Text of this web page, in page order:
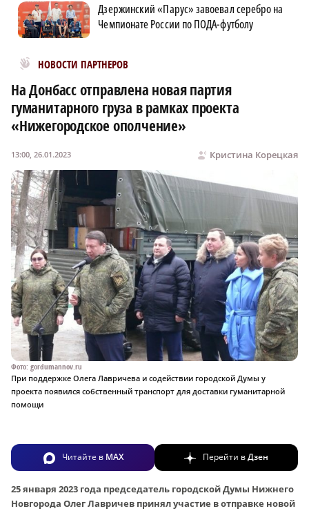
Дзержинский «Парус» завоевал серебро на
Чемпионате России по ПОДА-футболу
НОВОСТИ ПАРТНЕРОВ
Новости МирТесен
На Донбасс отправлена новая партия
гуманитарного груза в рамках проекта
«Нижегородское ополчение»
Кристина Корецкая
13:00, 26.01.2023
Фото: gordumannov.ru
При поддержке Олега Лавричева и содействии городской Думы у
проекта появился собственный транспорт для доставки гуманитарной
помощи
Читайте в MAX Перейти вДзен
25 января 2023 года председатель городской Думы Нижнего
Новгорода Олег Лавричев принял участие в отправке новой